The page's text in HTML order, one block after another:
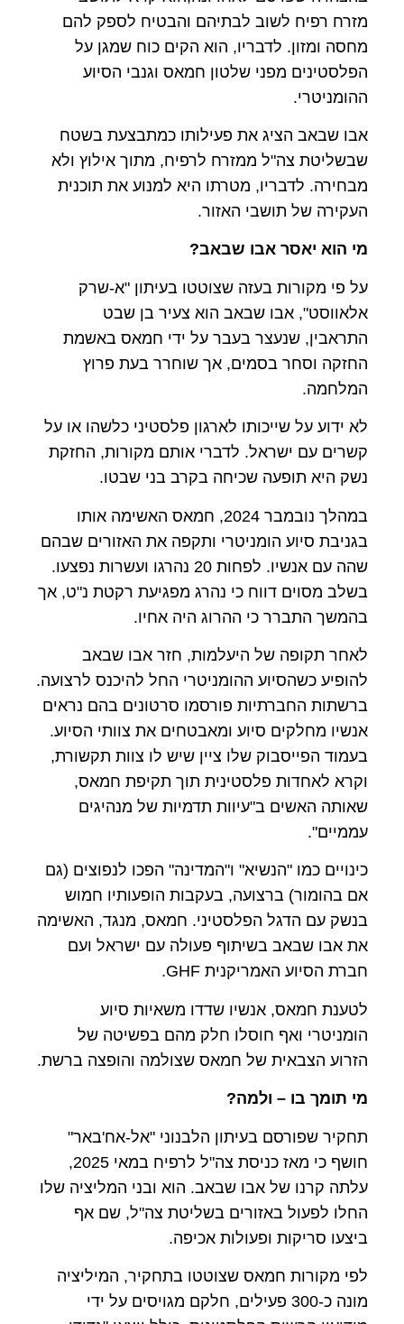
מזרח רפיח לשוב לבתיהם והבטיח לספק להם
מחסה ומזון. לדבריו, הוא הקים כוח שמגן על
הפלסטינים מפני שלטון חמאס וגנבי הסיוע
ההומניטרי.
אבו שבאב הציג את פעילותו כמתבצעת בשטח
שבשליטת צה"ל ממזרח לרפיח, מתוך אילוץ ולא
מבחירה. לדבריו, מטרתו היא למנוע את תוכנית
העקירה של תושבי האזור.
מי הוא יאסר אבו שבאב?
על פי מקורות בעזה שצוטטו בעיתון "א-שרק
אלאווסט", אבו שבאב הוא צעיר בן שבט
התראבין, שנעצר בעבר על ידי חמאס באשמת
החזקה וסחר בסמים, אך שוחרר בעת פרוץ
המלחמה.
לא ידוע על שייכותו לארגון פלסטיני כלשהו או על
קשרים עם ישראל. לדברי אותם מקורות, החזקת
נשק היא תופעה שכיחה בקרב בני שבטו.
במהלך נובמבר 2024, חמאס האשימה אותו
בגניבת סיוע הומניטרי ותקפה את האזורים שבהם
שהה עם אנשיו. לפחות 20 נהרגו ועשרות נפצעו.
בשלב מסוים דווח כי נהרג מפגיעת רקטת נ"ט, אך
בהמשך התברר כי ההרוג היה אחיו.
לאחר תקופה של היעלמות, חזר אבו שבאב
להופיע כשהסיוע ההומניטרי החל להיכנס לרצועה.
ברשתות החברתיות פורסמו סרטונים בהם נראים
אנשיו מחלקים סיוע ומאבטחים את צוותי הסיוע.
בעמוד הפייסבוק שלו ציין שיש לו צוות תקשורת,
וקרא לאחדות פלסטינית תוך תקיפת חמאס,
שאותה האשים ב"עיוות תדמיות של מנהיגים
עממיים".
כינויים כמו "הנשיא" ו"המדינה" הפכו לנפוצים (גם
אם בהומור) ברצועה, בעקבות הופעותיו חמוש
בנשק עם הדגל הפלסטיני. חמאס, מנגד, האשימה
את אבו שבאב בשיתוף פעולה עם ישראל ועם
חברת הסיוע האמריקנית GHF.
לטענת חמאס, אנשיו שדדו משאיות סיוע
הומניטרי ואף חוסלו חלק מהם בפשיטה של
הזרוע הצבאית של חמאס שצולמה והופצה ברשת.
מי תומך בו – ולמה?
תחקיר שפורסם בעיתון הלבנוני "אל-אח'באר"
חושף כי מאז כניסת צה"ל לרפיח במאי 2025,
עלתה קרנו של אבו שבאב. הוא ובני המליציה שלו
החלו לפעול באזורים בשליטת צה"ל, שם אף
ביצעו סריקות ופעולות אכיפה.
לפי מקורות חמאס שצוטטו בתחקיר, המיליציה
מונה כ-300 פעילים, חלקם מגויסים על ידי